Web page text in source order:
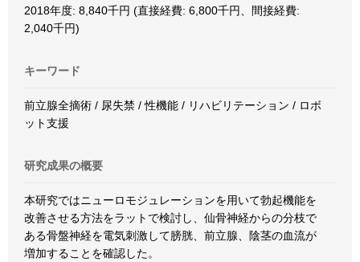
2018年度: 8,840千円 (直接経費: 6,800千円、間接経費:
2,040千円)
キーワード
前立腺全摘術 / 尿失禁 / 性機能 / リハビリテーション / ロボ
ット支援
研究成果の概要
本研究ではニューロモジュレーションを用いて勃起機能を
改善させる方法をラットで検討し、仙骨神経からの分枝で
ある骨盤神経を電気刺激して膀胱、前立腺、陰茎の血流が
増加することを確認した。